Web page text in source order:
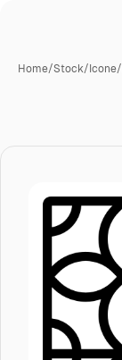
Home/Stock/Icone/